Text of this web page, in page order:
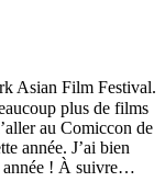
Asian Film Festival.
plus de films
au Comiccon de
année. J’ai bien
année ! À suivre…